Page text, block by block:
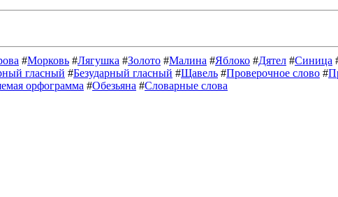
#Морковь #Лягушка #Золото #Малина #Яблоко #Дятел #Синица
гласный #Безударный гласный #Щавель #Проверочное слово #
орфограмма #Обезьяна #Словарные слова